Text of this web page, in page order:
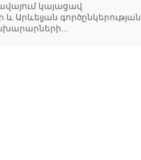
կայացավ
Արևելյան գործընկերության